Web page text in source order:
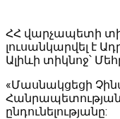
ՀՀ վարչապետի
լուսանկարվել է
Ալիևի տիկնոջ՝
«Մասնակցեցի
Հանրապետության
ընդունելությանը: